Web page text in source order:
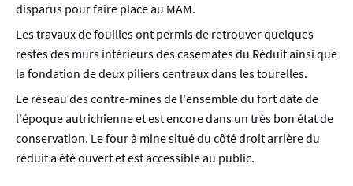
disparus pour faire place au MAM.
Les travaux de fouilles ont permis de retrouver quelques
restes des murs intérieurs des casemates du Réduit ainsi que
la fondation de deux piliers centraux dans les tourelles.
Le réseau des contre-mines de l'ensemble du fort date de
l'époque autrichienne et est encore dans un très bon état de
conservation. Le four à mine situé du côté droit arrière du
réduit a été ouvert et est accessible au public.